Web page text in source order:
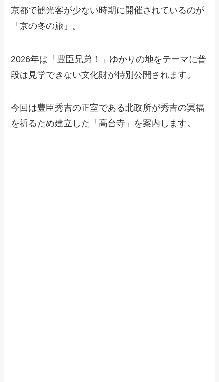
京都で観光客が少ない時期に開催されているのが
「京の冬の旅」。
2026年は「豊臣兄弟！」ゆかりの地をテーマに普
段は見学できない文化財が特別公開されます。
今回は豊臣秀吉の正室である北政所が秀吉の冥福
を祈るため建立した「高台寺」を案内します。